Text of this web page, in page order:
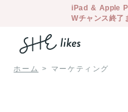
iPad & Apple
Wチャンス終了
ホーム マーケティング